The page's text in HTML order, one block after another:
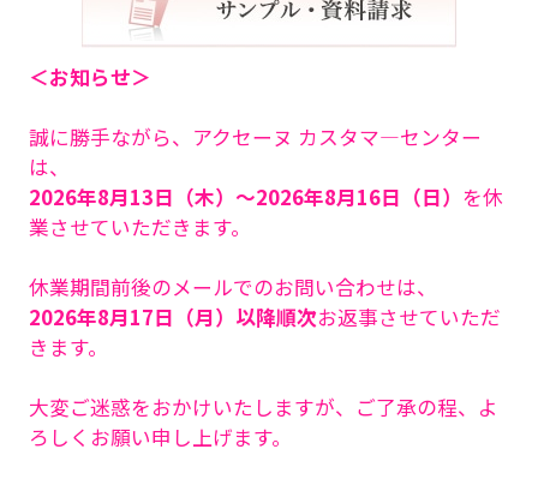
＜お知らせ＞
誠に勝手ながら、アクセーヌ カスタマ―センター
は、
2026年8月13日（木）～2026年8月16日（日） を休
業させていただきます。
休業期間前後のメールでのお問い合わせは、
2026年8月17日（月）以降順次お返事させていただ
きます。
大変ご迷惑をおかけいたしますが、ご了承の程、よ
ろしくお願い申し上げます。